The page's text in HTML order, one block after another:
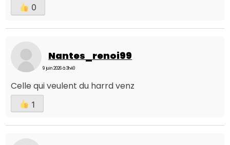
0
Nantes_renoi99
9 juin 2026 à 3h40
Celle qui veulent du harrd venz
1